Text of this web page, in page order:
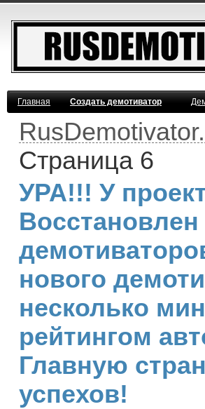
Главная Создать демотиватор
Страница 6
УРА!!! У
нового
несколько
рейтингом
Главную
успехов!